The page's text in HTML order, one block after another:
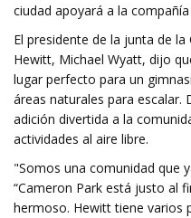
ciudad apoyará a la
El presidente de la junta de
Hewitt, Michael Wyatt, dijo
lugar perfecto para un
áreas naturales para escalar.
adición divertida a la
actividades al aire libre.
"Somos una comunidad que
“Cameron Park está justo al
hermoso. Hewitt tiene varios